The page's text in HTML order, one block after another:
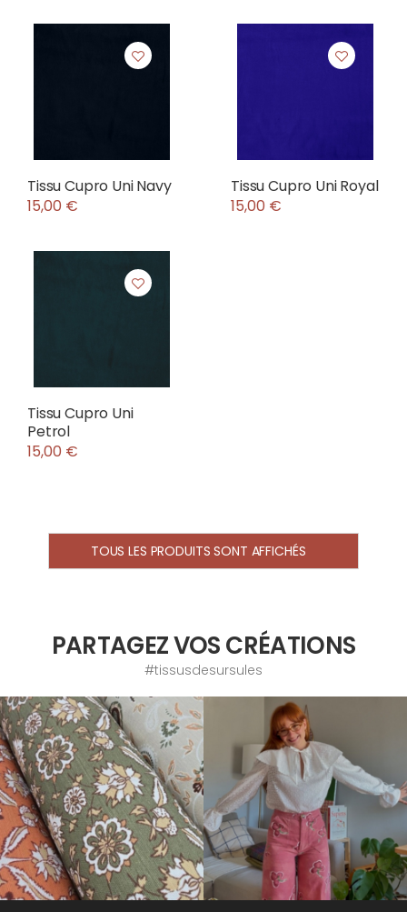
Tissu Cupro Uni Navy
15,00 €
Tissu Cupro Uni Royal
15,00 €
Tissu Cupro Uni
Petrol
15,00 €
TOUS LES PRODUITS SONT AFFICHÉS
PARTAGEZ VOS CRÉATIONS
#tissusdesursules